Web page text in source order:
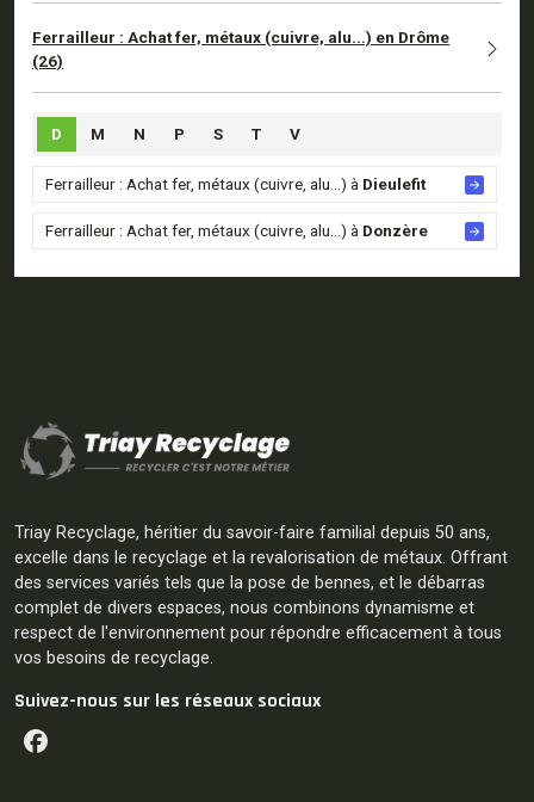
Ferrailleur : Achat fer, métaux (cuivre, alu...) en Drôme
(26)
D M N P S T V
Ferrailleur : Achat fer, métaux (cuivre, alu...) à Dieulefit
Ferrailleur : Achat fer, métaux (cuivre, alu...) à Donzère
Triay Recyclage, héritier du savoir-faire familial depuis 50 ans,
excelle dans le recyclage et la revalorisation de métaux. Offrant
des services variés tels que la pose de bennes, et le débarras
complet de divers espaces, nous combinons dynamisme et
respect de l'environnement pour répondre efficacement à tous
vos besoins de recyclage.
Suivez-nous sur les réseaux sociaux
Facebook